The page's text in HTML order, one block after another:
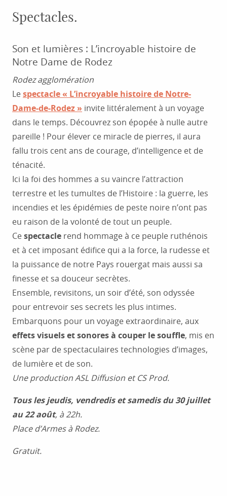
Créations
Expositions
Concerts d’orgue
Conférences
Théâtre
Spectacles de rue
Visites
Chasse au trésor
Sport
Spectacles.
Son et lumières : L’incroyable histoire de
Notre Dame de Rodez
Rodez agglomération
Lespectacle « L’incroyable histoire de Notre-
Dame-de-Rodez » invite littéralement à un voyage
dans le temps. Découvrez son épopée à nulle autre
pareille ! Pour élever ce miracle de pierres, il aura
fallu trois cent ans de courage, d’intelligence et de
ténacité.
Ici la foi des hommes a su vaincre l’attraction
terrestre et les tumultes de l’Histoire : la guerre, les
incendies et les épidémies de peste noire n’ont pas
eu raison de la volonté de tout un peuple.
Cespectacle rend hommage à ce peuple ruthénois
et à cet imposant édifice qui a la force, la rudesse et
la puissance de notre Pays rouergat mais aussi sa
finesse et sa douceur secrètes.
Ensemble, revisitons, un soir d’été, son odyssée
pour entrevoir ses secrets les plus intimes.
Embarquons pour un voyage extraordinaire, aux
effets visuels et sonores à couper le souffle, mis en
scène par de spectaculaires technologies d’images,
de lumière et de son.
Une production ASL Diffusion et CS Prod.
Tous les jeudis, vendredis et samedis du 30 juillet
au 22 août, à 22h.
Place d’Armes à Rodez.
Gratuit.